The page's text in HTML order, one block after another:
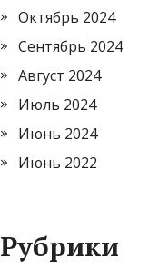
Октябрь 2024
Сентябрь 2024
Август 2024
Июль 2024
Июнь 2024
Июнь 2022
Рубрики